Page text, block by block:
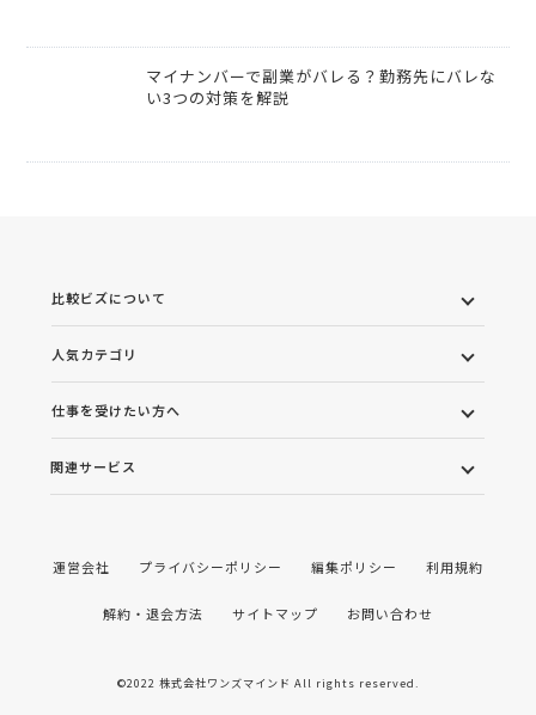
マイナンバーで副業がバレる？勤務先にバレな
い3つの対策を解説
比較ビズについて
人気カテゴリ
仕事を受けたい方へ
関連サービス
運営会社 プライバシーポリシー 編集ポリシー 利用規約
解約・退会方法 サイトマップ お問い合わせ
©2022 株式会社ワンズマインド All rights reserved.